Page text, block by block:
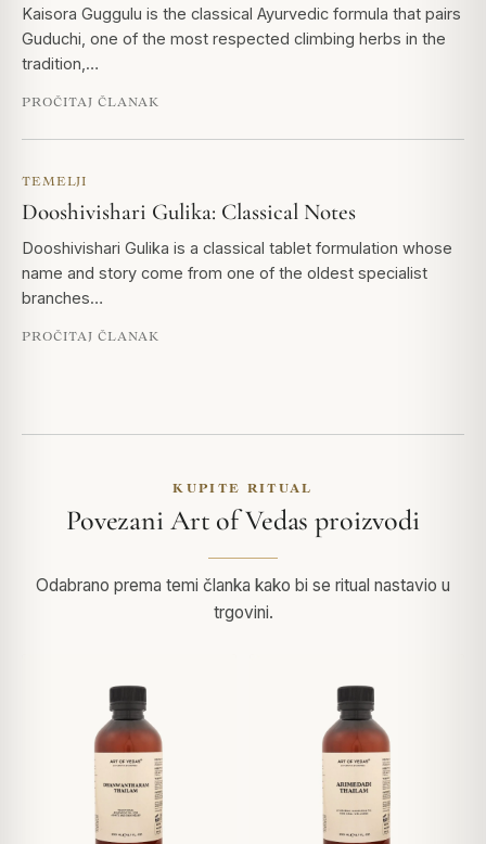
Kaisora Guggulu is the classical Ayurvedic formula that pairs
Guduchi, one of the most respected climbing herbs in the
tradition,…
PROČITAJ ČLANAK
TEMELJI
Dooshivishari Gulika: Classical Notes
Dooshivishari Gulika is a classical tablet formulation whose
name and story come from one of the oldest specialist
branches…
PROČITAJ ČLANAK
KUPITE RITUAL
Povezani Art of Vedas proizvodi
Odabrano prema temi članka kako bi se ritual nastavio u
trgovini.